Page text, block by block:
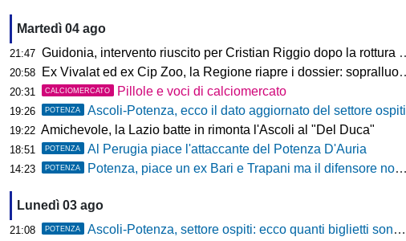
Martedì 04 ago
21:47 Guidonia, intervento riuscito per Cristian Riggio dopo la rottura del crociato
20:58 Ex Vivalat ed ex Cip Zoo, la Regione riapre i dossier: sopralluogo di Bardi
20:31 CALCIOMERCATO Pillole e voci di calciomercato
19:26 POTENZA Ascoli-Potenza, ecco il dato aggiornato del settore ospiti
19:22 Amichevole, la Lazio batte in rimonta l'Ascoli al "Del Duca"
18:51 POTENZA Al Perugia piace l'attaccante del Potenza D'Auria
14:23 POTENZA Potenza, piace un ex Bari e Trapani ma il difensore non vestirà rossoblù
Lunedì 03 ago
21:08 POTENZA Ascoli-Potenza, settore ospiti: ecco quanti biglietti sono stati venduti finora